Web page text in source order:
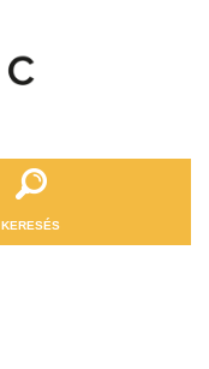
KERESÉS